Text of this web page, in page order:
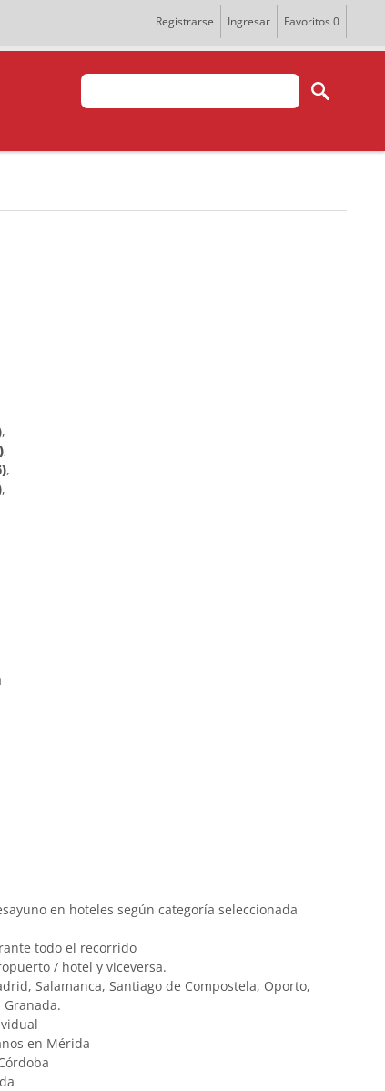
Registrarse Ingresar Favoritos 0
,
,
,
,
en hoteles según categoría seleccionada
todo el recorrido
/ hotel y viceversa.
Salamanca, Santiago de Compostela, Oporto,
Granada.
en Mérida